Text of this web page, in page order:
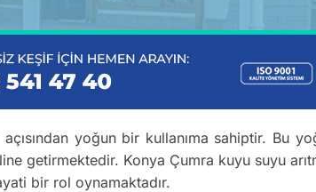
yoğun bir kullanıma sahiptir. Bu
getirmektedir. Konya Çumra kuyu suyu
bir rol oynamaktadır.